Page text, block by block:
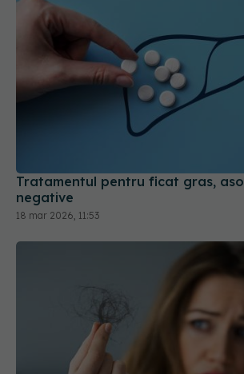
Tratamentul pentru ficat gras,
negative
18 mar 2026, 11:53